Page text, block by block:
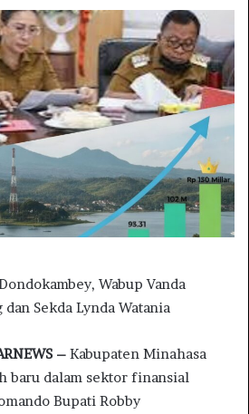
a
i
Wabup Vanda
dan Sekda Lynda Watania
– Kabupaten Minahasa
baru dalam sektor finansial
Bupati Robby